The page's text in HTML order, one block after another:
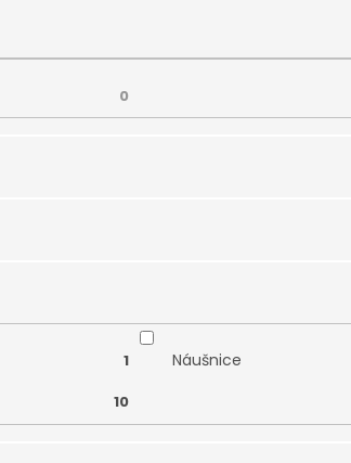
0
1 Náušnice
10